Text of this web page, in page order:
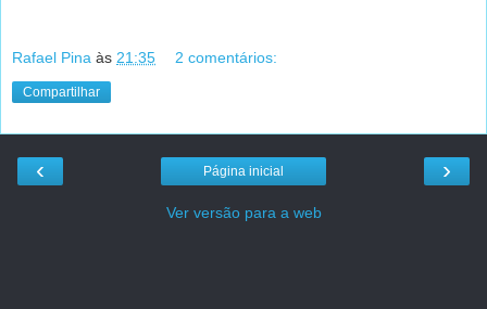
Rafael Pina às 21:35 2 comentários:
Compartilhar
‹ ›
Página inicial
Ver versão para a web